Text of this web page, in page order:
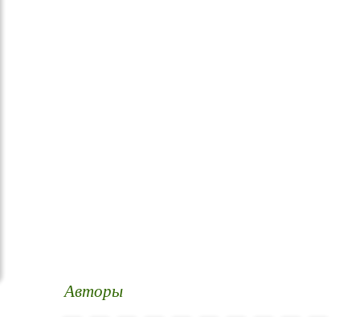
Авторы